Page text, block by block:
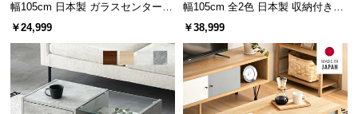
幅105cm 日本製 ガラスセンターテ
ーブル
￥24,999
幅105cm 全2色 日本製 収納付きセ
ンターテーブル TCT-008
￥38,999